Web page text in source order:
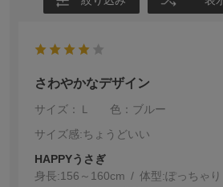
さわやかなデザイン
サイズ：Ｌ
色：ブルー
サイズ感:ちょうどいい
HAPPYうさぎ
身長:156～160cm 体型:ぽっちゃり